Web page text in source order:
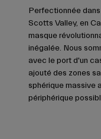
Perfectionnée
Scotts Valley, en
masque
inégalée. Nous
avec le port d'un
ajouté des zones
sphérique massive
périphérique